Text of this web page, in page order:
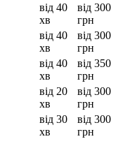
від 40
хв
від 300
грн
від 40
хв
від 300
грн
від 40
хв
від 350
грн
від 20
хв
від 300
грн
від 30
хв
від 300
грн